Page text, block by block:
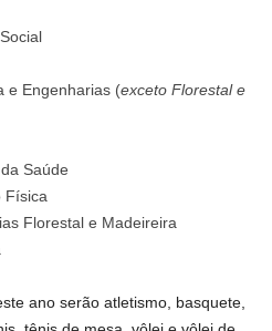
e Engenharias (exceto Florestal e
Saúde
Física
Florestal e Madeireira
ano serão atletismo, basquete,